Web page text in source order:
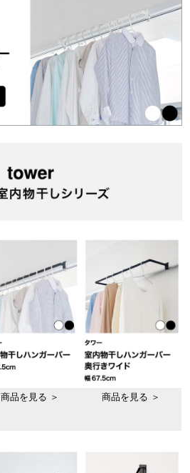
商品を見る ＞ 商品を見る ＞